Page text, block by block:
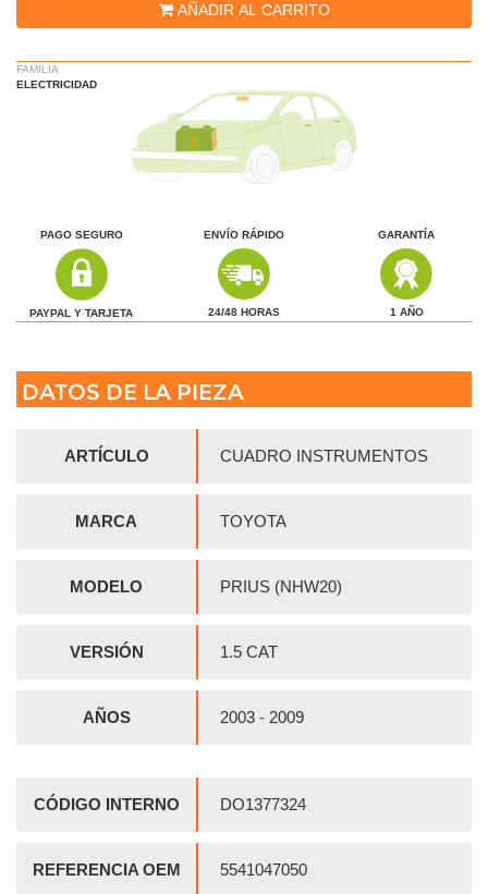
AÑADIR AL CARRITO
FAMILIA
ELECTRICIDAD
PAGO SEGURO
PAYPAL Y TARJETA
ENVÍO RÁPIDO
24/48 HORAS
GARANTÍA
1 AÑO
DATOS DE LA PIEZA
ARTÍCULO CUADRO INSTRUMENTOS
MARCA TOYOTA
MODELO PRIUS (NHW20)
VERSIÓN 1.5 CAT
AÑOS 2003 - 2009
CÓDIGO INTERNO DO1377324
REFERENCIA OEM 5541047050